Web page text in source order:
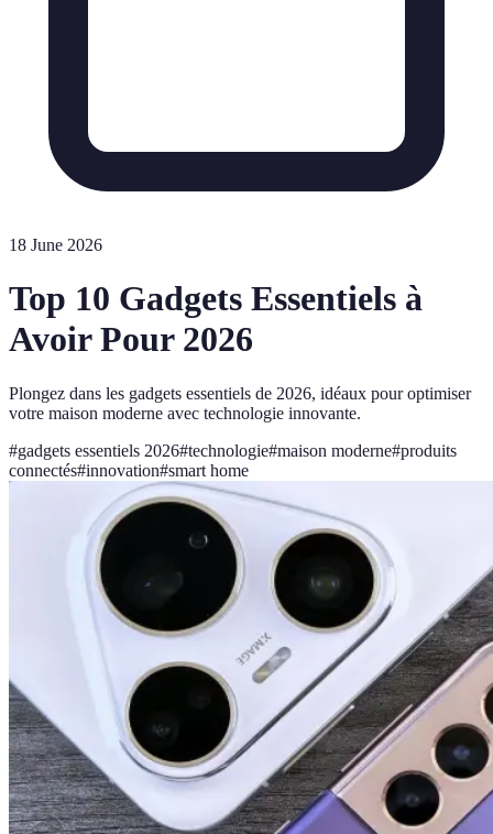
18 June 2026
Top 10 Gadgets Essentiels à
Avoir Pour 2026
Plongez dans les gadgets essentiels de 2026, idéaux pour optimiser
votre maison moderne avec technologie innovante.
#gadgets essentiels 2026#technologie#maison moderne#produits
connectés#innovation#smart home